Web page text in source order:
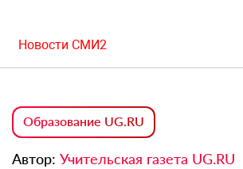
Новости СМИ2
Образование UG.RU
Автор: Учительская газета UG.RU